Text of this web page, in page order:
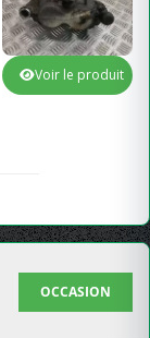
Voir le produit
OCCASION